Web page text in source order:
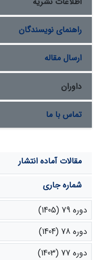
همچنین متغیرهای
مشارکت، آشنایی با
و حمایت‌های مالی دولت
تمایل به پرداخت
ریال به ازای هر فرد
راهنمای نویسندگان
ارسال مقاله
داوران
تماس با ما
مقالات آماده انتشار
شماره جاری
دوره 79 (1405)
دوره 78 (1404)
دوره 77 (1403)